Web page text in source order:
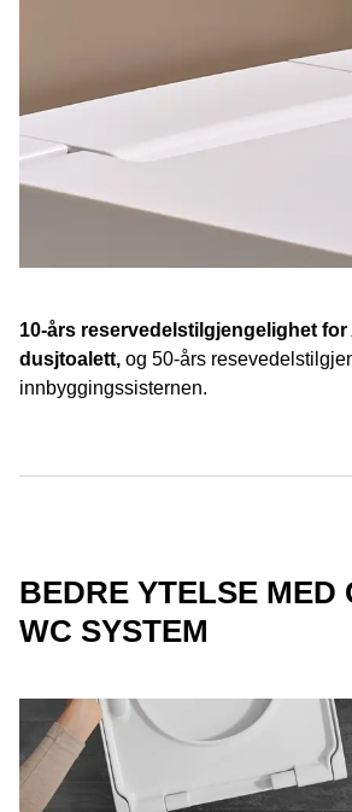
10-års reservedelstilgjengelighet for
dusjtoalett, og 50-års
innbyggingssisternen.
BEDRE YTELSE MED
WC SYSTEM